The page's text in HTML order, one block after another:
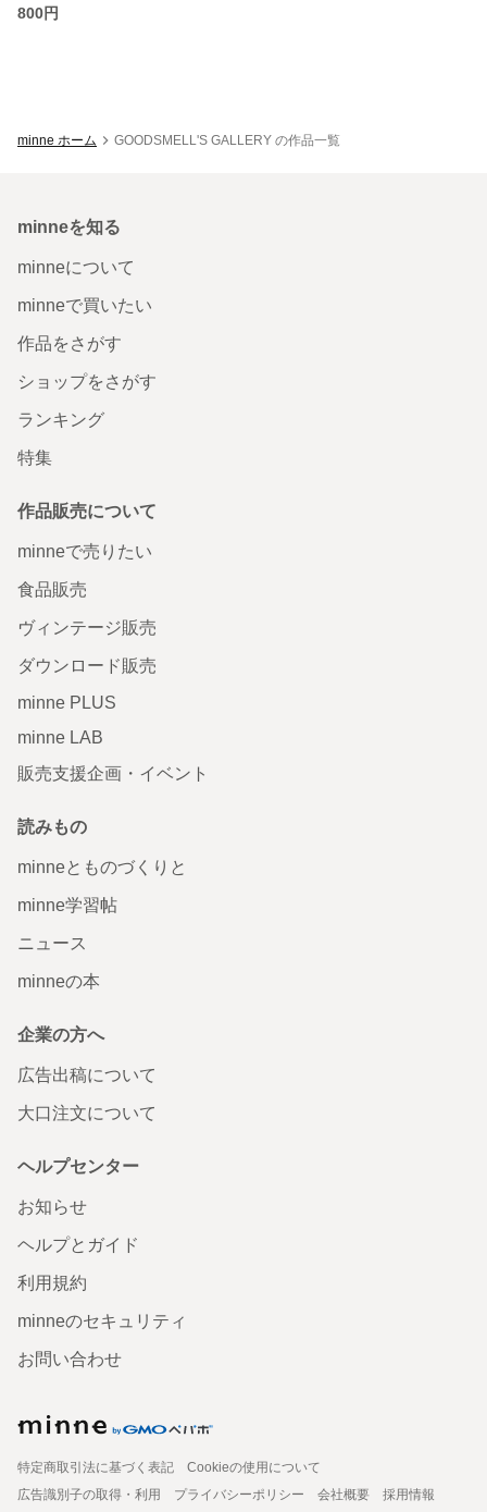
800円
minne ホーム GOODSMELL'S GALLERY の作品一覧
minneを知る
minneについて
minneで買いたい
作品をさがす
ショップをさがす
ランキング
特集
作品販売について
minneで売りたい
食品販売
ヴィンテージ販売
ダウンロード販売
minne PLUS
minne LAB
販売支援企画・イベント
読みもの
minneとものづくりと
minne学習帖
ニュース
minneの本
企業の方へ
広告出稿について
大口注文について
ヘルプセンター
お知らせ
ヘルプとガイド
利用規約
minneのセキュリティ
お問い合わせ
特定商取引法に基づく表記
Cookieの使用について
広告識別子の取得・利用
プライバシーポリシー 会社概要
採用情報